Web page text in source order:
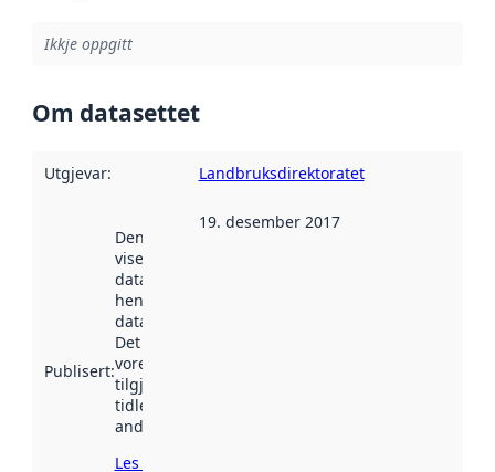
Ikkje oppgitt
Om datasettet
Utgjevar: Landbruksdirektoratet
Publisert:
Denne datoen
viser når
datasettet vart
henta inn av
data.norge.no.
Det kan ha
vore
tilgjengeleg
tidlegare
andre stader.
Les meir om
19. desember 2017